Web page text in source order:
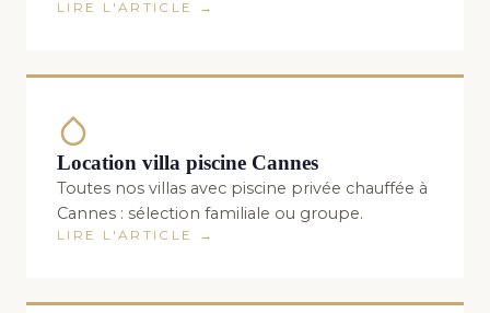
LIRE L'ARTICLE →
Location villa piscine Cannes
Toutes nos villas avec piscine privée chauffée à
Cannes : sélection familiale ou groupe.
LIRE L'ARTICLE →